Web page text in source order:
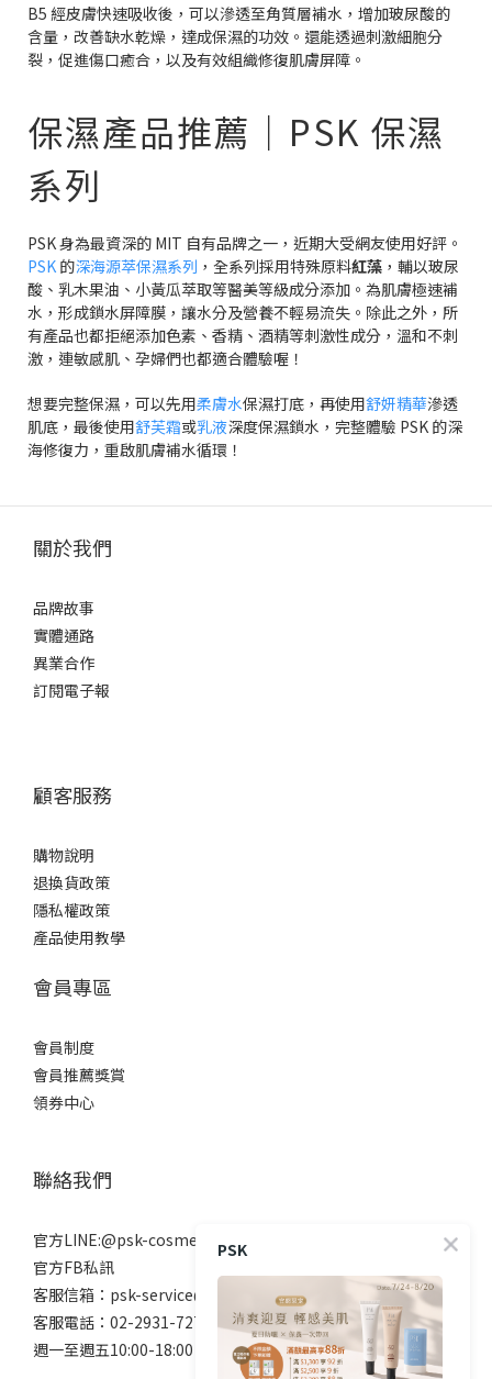
B5 經皮膚快速吸收後，可以滲透至角質層補水，增加玻尿酸的
含量，改善缺水乾燥，達成保濕的功效。還能透過刺激細胞分
裂，促進傷口癒合，以及有效組織修復肌膚屏障。
保濕產品推薦｜PSK 保濕
系列
PSK 身為最資深的 MIT 自有品牌之一，近期大受網友使用好評。
PSK 的深海源萃保濕系列 ，全系列採用特殊原料紅藻 ，輔以玻尿
酸、乳木果油、小黃瓜萃取等醫美等級成分添加。為肌膚極速補
水，形成鎖水屏障膜，讓水分及營養不輕易流失。除此之外，所
有產品也都拒絕添加色素、香精、酒精等刺激性成分，溫和不刺
激，連敏感肌、孕婦們也都適合體驗喔！
想要完整保濕，可以先用柔膚水保濕打底，再使用舒妍精華滲透
肌底，最後使用舒芙霜或乳液深度保濕鎖水，完整體驗 PSK 的深
海修復力，重啟肌膚補水循環！
關於我們
品牌故事
實體通路
異業合作
訂閱電子報
顧客服務
購物說明
退換貨政策
隱私權政策
產品使用教學
會員專區
會員制度
會員推薦獎賞
領券中心
聯絡我們
官方LINE:@psk-cosmetic
官方FB私訊
客服信箱：psk-service@beanne.com.tw
客服電話：02-2931-7272
週一至週五10:00-18:00 例假日除外
PSK